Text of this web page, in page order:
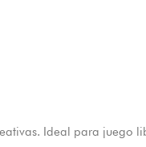
Ideal para juego